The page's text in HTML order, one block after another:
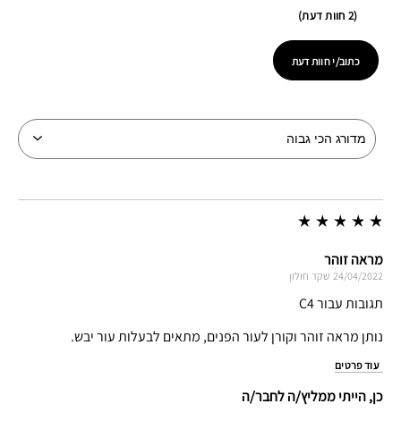
2 חוות דעת
כתוב/י חוות דעת
מראה זוהר
24/04/2022 שקד חולון
תגובות עבור C4
נותן מראה זוהר וקורן לעור הפנים, מתאים לבעלות עור יבש.
עוד פרטים
כן, הייתי ממליץ/ה לחבר/ה